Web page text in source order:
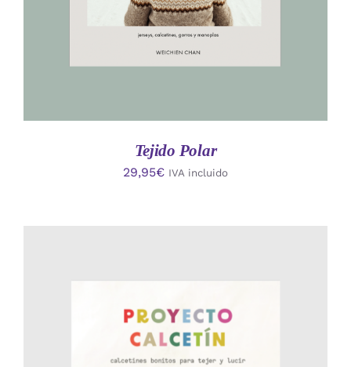
Tejido Polar
29,95€ IVA incluido